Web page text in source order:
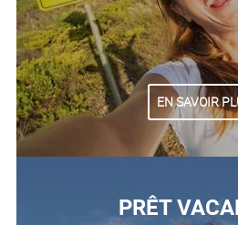
EN SAVOIR
PRÊT